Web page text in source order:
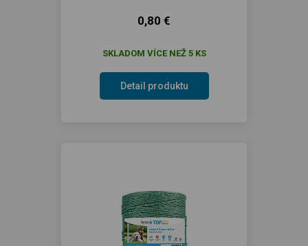
0,80 €
SKLADOM VÍCE NEŽ 5 KS
Detail produktu